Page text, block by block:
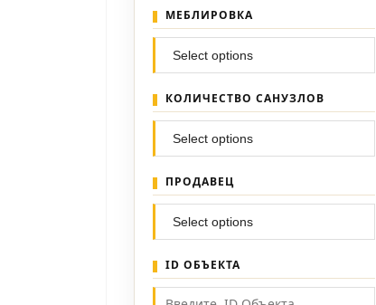
МЕБЛИРОВКА
КОЛИЧЕСТВО САНУЗЛОВ
ПРОДАВЕЦ
ID ОБЪЕКТА